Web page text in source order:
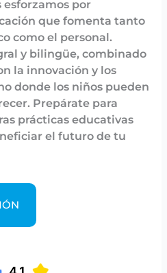
esforzamos por
que fomenta tanto
como el personal.
y bilingüe, combinado
la innovación y los
donde los niños pueden
Prepárate para
prácticas educativas
el futuro de tu